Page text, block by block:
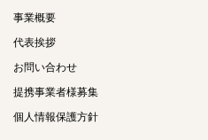
事業概要
代表挨拶
お問い合わせ
提携事業者様募集
個人情報保護方針